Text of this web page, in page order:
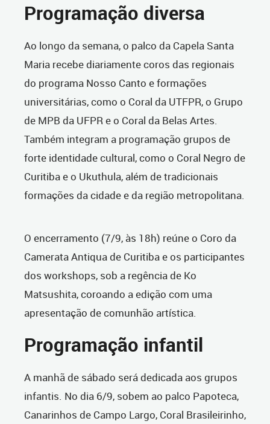
Programação diversa
Ao longo da semana, o palco da Capela Santa
Maria recebe diariamente coros das regionais
do programa Nosso Canto e formações
universitárias, como o Coral da UTFPR, o Grupo
de MPB da UFPR e o Coral da Belas Artes.
Também integram a programação grupos de
forte identidade cultural, como o Coral Negro de
Curitiba e o Ukuthula, além de tradicionais
formações da cidade e da região metropolitana.
O encerramento (7/9, às 18h) reúne o Coro da
Camerata Antiqua de Curitiba e os participantes
dos workshops, sob a regência de Ko
Matsushita, coroando a edição com uma
apresentação de comunhão artística.
Programação infantil
A manhã de sábado será dedicada aos grupos
infantis. No dia 6/9, sobem ao palco Papoteca,
Canarinhos de Campo Largo, Coral Brasileirinho,